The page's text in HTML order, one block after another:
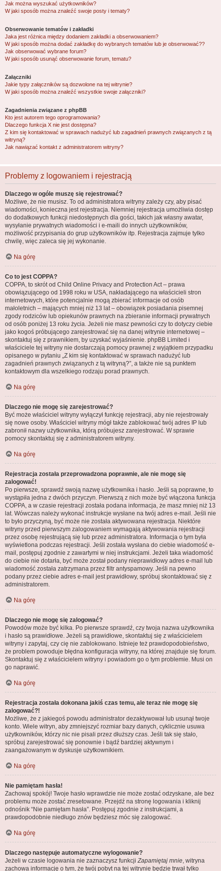
Jak można wyszukać użytkowników?
W jaki sposób można znaleźć swoje posty i tematy?
Obserwowanie tematów i zakładki
Jaka jest różnica między dodaniem zakładki a obserwowaniem?
W jaki sposób można dodać zakładkę do wybranych tematów lub je obserwować??
Jak obserwować wybrane forum?
W jaki sposób usunąć obserwowanie forum, tematu?
Załączniki
Jakie typy załączników są dozwolone na tej witrynie?
W jaki sposób można znaleźć wszystkie swoje załączniki?
Zagadnienia związane z phpBB
Kto jest autorem tego oprogramowania?
Dlaczego funkcja X nie jest dostępna?
Z kim się kontaktować w sprawach nadużyć lub zagadnień prawnych związanych z tą
witryną?
Jak nawiązać kontakt z administratorem witryny?
Problemy z logowaniem i rejestracją
Dlaczego w ogóle muszę się rejestrować?
Możliwe, że nie musisz. To od administratora witryny zależy czy, aby pisać
wiadomości, konieczna jest rejestracja. Niemniej rejestracja umożliwia dostęp
do dodatkowych funkcji niedostępnych dla gości, takich jak własny awatar,
wysyłanie prywatnych wiadomości i e-maili do innych użytkowników,
możliwość przypisania do grup użytkowników itp. Rejestracja zajmuje tylko
chwilę, więc zaleca się jej wykonanie.
Na górę
Co to jest COPPA?
COPPA, to skrót od Child Online Privacy and Protection Act – prawa
obowiązującego od 1998 roku w USA, nakładającego na właścicieli stron
internetowych, które potencjalnie mogą zbierać informacje od osób
małoletnich – mających mniej niż 13 lat – obowiązek posiadania pisemnej
zgody rodziców lub opiekunów prawnych na zbieranie informacji prywatnych
od osób poniżej 13 roku życia. Jeżeli nie masz pewności czy to dotyczy ciebie
jako kogoś próbującego zarejestrować się na danej witrynie internetowej –
skontaktuj się z prawnikiem, by uzyskać wyjaśnienie. phpBB Limited i
właściciele tej witryny nie dostarczają pomocy prawnej z wyjątkiem przypadku
opisanego w pytaniu „Z kim się kontaktować w sprawach nadużyć lub
zagadnień prawnych związanych z tą witryną?”, a także nie są punktem
kontaktowym dla wszelkiego rodzaju porad prawnych.
Na górę
Dlaczego nie mogę się zarejestrować?
Być może właściciel witryny wyłączył funkcję rejestracji, aby nie rejestrowały
się nowe osoby. Właściciel witryny mógł także zablokować twój adres IP lub
zabronił nazwy użytkownika, którą próbujesz zarejestrować. W sprawie
pomocy skontaktuj się z administratorem witryny.
Na górę
Rejestracja została przeprowadzona poprawnie, ale nie mogę się
zalogować!
Po pierwsze, sprawdź swoją nazwę użytkownika i hasło. Jeśli są poprawne, to
wystąpiła jedna z dwóch przyczyn. Pierwszą z nich może być włączona funkcja
COPPA, a w czasie rejestracji została podana informacja, że masz mniej niż 13
lat. Wówczas należy wykonać instrukcje wysłane na twój adres e-mail. Jeśli nie
to było przyczyną, być może nie została aktywowana rejestracja. Niektóre
witryny przed pierwszym zalogowaniem wymagają aktywowania rejestracji
przez osobę rejestrującą się lub przez administratora. Informacja o tym była
wyświetlona podczas rejestracji. Jeśli została wysłana do ciebie wiadomość e-
mail, postępuj zgodnie z zawartymi w niej instrukcjami. Jeżeli taka wiadomość
do ciebie nie dotarła, być może został podany nieprawidłowy adres e-mail lub
wiadomość została zatrzymana przez filtr antyspamowy. Jeśli na pewno
podany przez ciebie adres e-mail jest prawidłowy, spróbuj skontaktować się z
administratorem.
Na górę
Dlaczego nie mogę się zalogować?
Powodów może być kilka. Po pierwsze sprawdź, czy twoja nazwa użytkownika
i hasło są prawidłowe. Jeżeli są prawidłowe, skontaktuj się z właścicielem
witryny i zapytaj, czy cię nie zablokowano. Istnieje też prawdopodobieństwo,
że problem powoduje błędna konfiguracja witryny, na której znajduje się forum.
Skontaktuj się z właścicielem witryny i powiadom go o tym problemie. Musi on
go naprawić.
Na górę
Rejestracja została dokonana jakiś czas temu, ale teraz nie mogę się
zalogować?!
Możliwe, że z jakiegoś powodu administrator dezaktywował lub usunął twoje
konto. Wiele witryn, aby zmniejszyć rozmiar bazy danych, cyklicznie usuwa
użytkowników, którzy nic nie pisali przez dłuższy czas. Jeśli tak się stało,
spróbuj zarejestrować się ponownie i bądź bardziej aktywnym i
zaangażowanym w dyskusje użytkownikiem.
Na górę
Nie pamiętam hasła!
Zachowaj spokój! Twoje hasło wprawdzie nie może zostać odzyskane, ale bez
problemu może zostać zresetowane. Przejdź na stronę logowania i kliknij
odnośnik “Nie pamiętam hasła”. Postępuj zgodnie z instrukcjami, a
prawdopodobnie niedługo znów będziesz móc się zalogować.
Na górę
Dlaczego następuje automatyczne wylogowanie?
Jeżeli w czasie logowania nie zaznaczysz funkcjiZapamiętaj mnie, witryna
zachowa informację o tym, że twój pobyt na tej witrynie będzie trwał tylko